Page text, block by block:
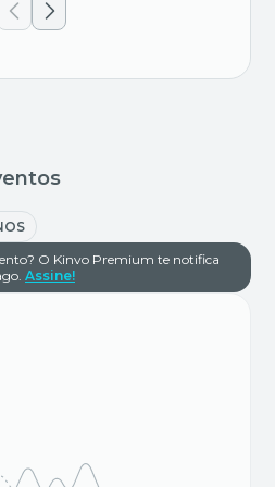
O Kinvo Premium te notifica
Assine!